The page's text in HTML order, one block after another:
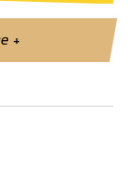
+